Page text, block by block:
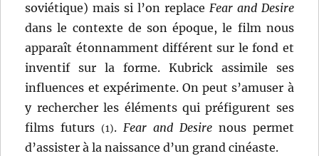
soviétique) mais si l’on replace Fear and Desire
dans le contexte de son époque, le film nous
apparaît étonnamment différent sur le fond et
inventif sur la forme. Kubrick assimile ses
influences et expérimente. On peut s’amuser à
y rechercher les éléments qui préfigurent ses
films futurs(1).Fear and Desirenous permet
d’assister à la naissance d’un grand cinéaste.